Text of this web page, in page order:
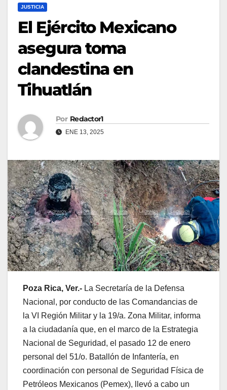
JUSTICIA
El Ejército Mexicano
asegura toma
clandestina en
Tihuatlán
Por Redactor1
ENE 13, 2025
Poza Rica, Ver.- La Secretaría de la Defensa
Nacional, por conducto de las Comandancias de
la VI Región Militar y la 19/a. Zona Militar, informa
a la ciudadanía que, en el marco de la Estrategia
Nacional de Seguridad, el pasado 12 de enero
personal del 51/o. Batallón de Infantería, en
coordinación con personal de Seguridad Física de
Petróleos Mexicanos (Pemex), llevó a cabo un